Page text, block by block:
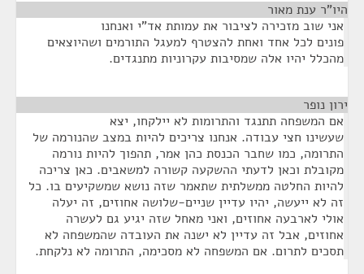
היו"ר ענת מאור
אני שוב מזכירה לציבור את עמותת אד"י ואנחנו
פונים לכל אחד ואחת להצטרף למעגל התורמים ושהיוצאים
מהכלל יהיו אלה שמסיבות עקרוניות מתנגדים.
ירון נופר
אם המשפחה תתנגד והתרומות לא יילקחו, יצא
שעשינו חצי עבודה. אנחנו צריכים להיות במצב שהנורמה של
התרומה, כמו שחבר הכנסת כהן אמר, תהפוך להיות נורמה
מקובלת וכאן לדעתי ההשקעה קשורה למשאבים. כאן צריכה
להיות החלטה ממשלתית שתאמר שזה נושא שמשקיעים בו. כל
זה לא ייעשה, יהיו עדיין שניים-שלושה אחוזים, זה יעלה
אולי לארבעה אחוזים, ואני מאחל שזה יגיע גם לעשרה
אחוזים, אבל זה עדיין לא ישנה את העובדה שהמשפחה לא
תסכים לתרום. אם המשפחה לא מסכימה, התרומה לא נלקחת.